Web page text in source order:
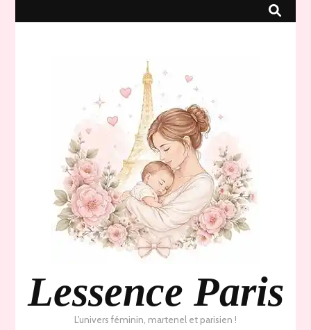
Lessence Paris
L'univers féminin, martenel et parisien !